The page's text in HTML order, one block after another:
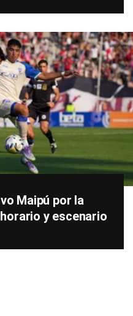
Maipú por la
y escenario